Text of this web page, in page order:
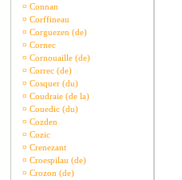
¤ Connan
¤ Corffineau
¤ Corguezen (de)
¤ Cornec
¤ Cornouaille (de)
¤ Correc (de)
¤ Cosquer (du)
¤ Coudraie (de la)
¤ Couedic (du)
¤ Cozden
¤ Cozic
¤ Crenezant
¤ Croespilau (de)
¤ Crozon (de)